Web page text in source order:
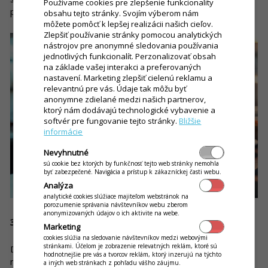
pokud používáte správné nástroje správným způsobem?
3. funkce: Barman a příprava nápojů
Díky tisku objednávek přímo u baru nebo jejich zobrazování
na displeji dotykové pokladny se organizační složka úloh
obsahu tejto stránky. Svojím výberom nám
môžete pomôcť k lepšej realizácii našich cieľov.
Zlepšiť používanie stránky pomocou analytických
nástrojov pre anonymné sledovania používania
jednotlivých funkcionalít. Perzonalizovať obsah
na základe vašej interakci a preferovaných
nastavení. Marketing zlepšiť cielenú reklamu a
relevantnú pre vás. Údaje tak môžu byť
anonymne zdielané medzi našich partnerov,
ktorý nám dodávajú technologické vybavenie a
softvér pre fungovanie tejto stránky.Bližšie
informácie
Nevyhnutné
sú cookie bez ktorých by funkčnosť tejto web stránky nemohla
byť zabezpečené. Navigácia a prístup k zákazníckej časti webu.
Analýza
analytické cookies slúžiace majiteľom webstránok na
porozumenie správania návštevníkov webu zberom
anonymizovaných údajov o ich aktivite na webe.
Marketing
cookies slúžia na sledovanie návštevníkov medzi webovými
stránkami. Účelom je zobrazenie relevatných reklám, ktoré sú
hodnotnejšie pre vás a tvorcov reklám, ktorý inzerujú na týchto
a iných web stránkach z pohľadu vášho záujmu.